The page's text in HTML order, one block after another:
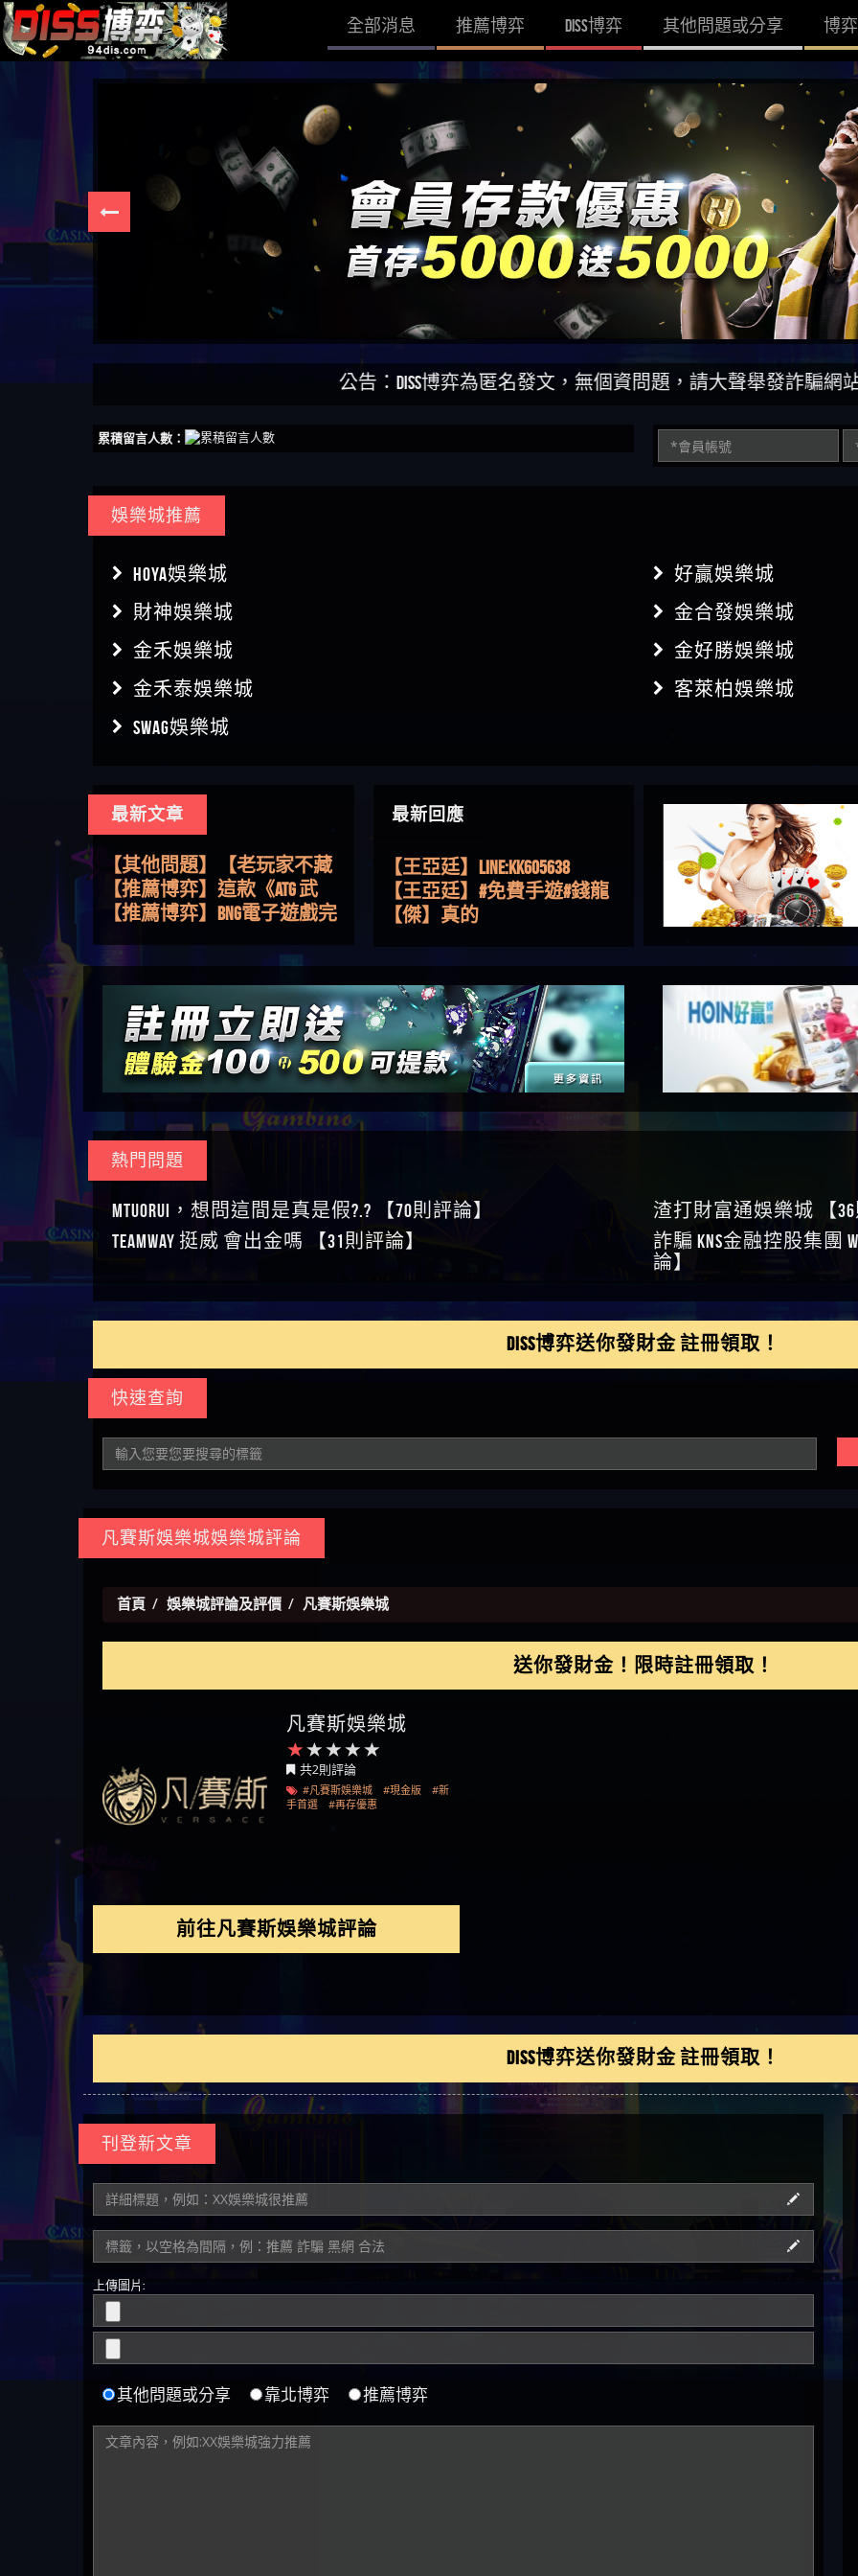
全部消息 推薦博弈 DISS博弈 其他問題或分享 博
公告：DISS博弈為匿名發文，無個資問題，請大聲舉發詐騙網站！一同打
累積留言人數：
娛樂城推薦
HOYA娛樂城
好贏娛樂城
財神娛樂城
金合發娛樂城
金禾娛樂城
金好勝娛樂城
金禾泰娛樂城
客萊柏娛樂城
SWAG娛樂城
最新文章
【其他問題】用理性數據指
路，開啟你的高回報娛樂之
旅
【其他問題】【老玩家不藏
私】2025 線上老虎機這樣
挑！RTP、波動率和平台安全
【推薦博弈】這款《ATG 武
俠》老虎機真的猛！玩過才
式！
【推薦博弈】BNG電子遊戲完
運玩法、獨家試玩一次看！
玩必看！戰神賽特51,000倍數
玩法攻略，輕鬆稱霸老虎
機！
【其他問題】「拆解力智投
資詐騙套路緊急追討賴
zg369」力智投資是不是詐騙
力智投資是真的嗎 力智投資
是詐騙嗎 南部老翁還在癡迷
力智投資高回報獲利 請不要
【其他問題】 【遇天盛商行
詐騙追回資金賴zg369】天盛
商行詐騙 天盛商行是不是詐
騙 天盛商行是真的嗎 天盛商
行是詐騙嗎 被天盛商行詐騙
【其他問題】 受害者援助賴
【zg369】退休老翁被大戶e點
靈詐騙痛不欲生 大戶e點靈是
真的嗎 大戶e點靈是不是詐騙
靈無法出金 （大戶e點靈）教
你如何規避詐騙陷阱
【其他問題】 弘記投資詐騙
持續收割國人中【免費討回
資金賴zg369】弘記投資是詐
記投資是真的嗎 被弘記投資
詐騙的錢怎麼辦 本文教你如
何拿回被騙資金
【其他問題】 被騙追回賴
【zg369】KnTop利用新型詐騙
KnTop是不是詐騙 KnTop是詐騙
嗎 【KnTop】KnTop無法出金 被
KnTop詐騙的錢一招拿回
【其他問題】機台運算專案
討回資金賴zg369】機台運算
專案是詐騙嗎 機台運算專案
是不是詐騙 機台運算專案是
真的嗎 被機台運算專案詐騙
的錢怎麼辦 本文教你如何拿
回被騙資金
續收割國人中【免費討回資
金賴zg369】Hoyabit是詐騙嗎
Hoyabit是不是詐騙 Hoyabit是真
的嗎 被HoyabitHoyabit詐騙的錢
怎麼辦 本文教你如何拿回被
騙資金
【其他問題】KS.M多元化行銷
詐騙持續收割國人中【免費
討回資金賴zg369】KS.M多元化
行銷是詐騙嗎 KS.M多元化行
銷是不是詐騙 KS.M多元化行
銷是真的嗎 被KS.M多元化行
如何拿回被騙資金
【其他問題】免費追回賴
「zg369」深度解析野原家
Family & Love如何詐騙 野原家
Family & Love是不是詐騙 野原家
Family & Love是真的嗎 野原家
通報野原家 Family & Love是詐騙
平台 請遠離
【其他問題】元盈橋詐騙持
續收割國人中【免費討回資
金賴zg369】元盈橋是詐騙嗎
元盈橋是不是詐騙 元盈橋是
麼辦 本文教你如何拿回被騙
資金
【其他問題】被騙追回賴
【zg369】M.L.Edge利用新型詐
騙手法欺詐群眾 M.L.Edge是真
M.L.Edge是詐騙嗎 【M.L.Edge】
M.L.Edge無法出金 被M.L.Edge詐
【其他問題】 Robinhood詐騙
持續收割國人中【免費討回
嗎 Robinhood是不是詐騙
Robinhood是真的嗎 被Robinhood
何拿回被騙資金
【其他問題】FLTO詐騙持續收
zg369】FLTO是詐騙嗎 FLTO是不
是詐騙 FLTO是真的嗎 被FLTO詐
拿回被騙資金
【zg369】八旬老翁被ALYWS詐
騙家破人亡 ALYWS是真的嗎
嗎 （ALYWS）無法出金 請小心
群組暗椿
【其他問題】 一招教你揭秘
新型詐騙手法 （受害者免費
是不是詐騙 當當是真的嗎 當
當是詐騙嗎 六旬老婦深信當
當高獲利回報被騙的家破人
亡
【其他問題】用理性數據指
旅
私】2025 線上老虎機這樣
挑！RTP、波動率和平台安全
的全攻略！
【推薦博弈】這款《ATG 武
俠》老虎機真的猛！玩過才
知道什麼叫超過3萬種中獎方
式！
【推薦博弈】BNG電子遊戲完
整攻略！熱門老虎機、集鴻
運玩法、獨家試玩一次看！
【其他問題】【2025】ATG試
玩必看！戰神賽特51,000倍數
玩法攻略，輕鬆稱霸老虎
【其他問題】「拆解力智投
資詐騙套路緊急追討賴
是詐騙嗎 南部老翁還在癡迷
力智投資高回報獲利 請不要
【其他問題】 【遇天盛商行
騙 天盛商行是真的嗎 天盛商
行是詐騙嗎 被天盛商行詐騙
靈詐騙痛不欲生 大戶e點靈是
真的嗎 大戶e點靈是不是詐騙
靈無法出金 （大戶e點靈）教
持續收割國人中【免費討回
資金賴zg369】弘記投資是詐
記投資是真的嗎 被弘記投資
【其他問題】 被騙追回賴
【zg369】KnTop利用新型詐騙
KnTop是不是詐騙 KnTop是詐騙
【其他問題】機台運算專案
討回資金賴zg369】機台運算
續收割國人中【免費討回資
【其他問題】KS.M多元化行銷
銷是真的嗎 被KS.M多元化行
銷詐騙的錢怎麼辦 本文教你
如何拿回被騙資金
Family & Love是真的嗎 野原家
Family & Love是詐騙嗎 165多次
通報野原家 Family & Love是詐騙
平台 請遠離
元盈橋是不是詐騙 元盈橋是
真的嗎 被元盈橋詐騙的錢怎
麼辦 本文教你如何拿回被騙
資金
騙手法欺詐群眾 M.L.Edge是真
的嗎 M.L.Edge是不是詐騙
M.L.Edge是詐騙嗎 【M.L.Edge】
M.L.Edge無法出金 被M.L.Edge詐
騙的錢一招拿回
持續收割國人中【免費討回
資金賴zg369】Robinhood是詐騙
嗎 Robinhood是不是詐騙
Robinhood是真的嗎 被Robinhood
詐騙的錢怎麼辦 本文教你如
【其他問題】FLTO詐騙持續收
割國人中【免費討回資金賴
zg369】FLTO是詐騙嗎 FLTO是不
是詐騙 FLTO是真的嗎 被FLTO詐
騙的錢怎麼辦 本文教你如何
【其他問題】 遇詐騙求救賴
【zg369】八旬老翁被ALYWS詐
騙家破人亡 ALYWS是真的嗎
ALYWS是不是詐騙 ALYWS是詐騙
【其他問題】 一招教你揭秘
新型詐騙手法 （受害者免費
援助賴zg369）當當詐騙 當當
最新回應
【盧鴻傑】請問一下100多萬
【王亞廷】#免費手遊#錢龍
皇ONLINE#http
【傑】真的
【蔡如軒】黑網一個呵呵
【沈樂慧】又是九州??爛死
了黑網不要玩
【林伊依】爛死了拉贏錢直
接鎖帳號可以去吃屎
【陳靜茹】推薦小畢，我也
是小畢的會員～～
【黃家羭】推推
【AVA娛樂城】還會自己做假
對話來毀謗欸哈哈哈好厲
【陳順堪】黑網不出金
【黃伊珊】不推薦爛公司
【陳順堪】星匯娛樂城出金
【asd】唬爛不出金黑網垃圾
平台
【蘇俊曄】所以會出金嗎現
在也是一樣的狀況
【侯依揚】廢物喔
【盧鴻傑】請問一下100多萬
會出金嗎，有誰可以回答
【王亞廷】LINE:kK605638
【王亞廷】#免費手遊#錢龍
皇ONLINE#http
【傑】真的
【沈樂慧】又是九州??爛死
了黑網不要玩
【林伊依】爛死了拉贏錢直
【陳順堪】星匯娛樂城出金
贏了就不出金出
在也是一樣的狀況
【侯依揚】廢物喔
熱門問題
MTUORUi，想問這間是真是假?.? 【70則評論】
渣打財富通娛樂城 【
TEAMWAY 挺威 會出金嗎 【31則評論】
詐騙 kns金融控股集團
論】
DISS博弈送你發財金 註冊領取！
快速查詢
凡賽斯娛樂城娛樂城評論
首頁 娛樂城評論及評價 凡賽斯娛樂城
送你發財金！限時註冊領取！
凡賽斯娛樂城
共2則評論
#凡賽斯娛樂城 #現金版
#新
手首選
#再存優惠
前往凡賽斯娛樂城評論
DISS博弈送你發財金 註冊領取！
刊登新文章
上傳圖片:
其他問題或分享 靠北博弈 推薦博弈